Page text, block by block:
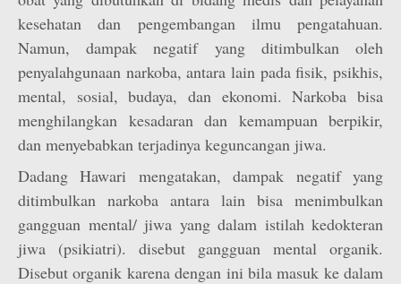
kesehatan dan pengembangan ilmu pengatahuan.
Namun, dampak negatif yang ditimbulkan oleh
penyalahgunaan narkoba, antara lain pada fisik, psikhis,
mental, sosial, budaya, dan ekonomi. Narkoba bisa
menghilangkan kesadaran dan kemampuan berpikir,
dan menyebabkan terjadinya keguncangan jiwa.
Dadang Hawari mengatakan, dampak negatif yang
ditimbulkan narkoba antara lain bisa menimbulkan
gangguan mental/ jiwa yang dalam istilah kedokteran
jiwa (psikiatri). disebut gangguan mental organik.
Disebut organik karena dengan ini bila masuk ke dalam